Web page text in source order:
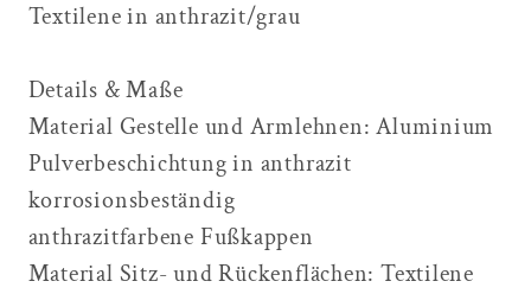
Textilene in anthrazit/grau
Details & Maße
Material Gestelle und Armlehnen: Aluminium
Pulverbeschichtung in anthrazit
korrosionsbeständig
anthrazitfarbene Fußkappen
Material Sitz- und Rückenflächen: Textilene